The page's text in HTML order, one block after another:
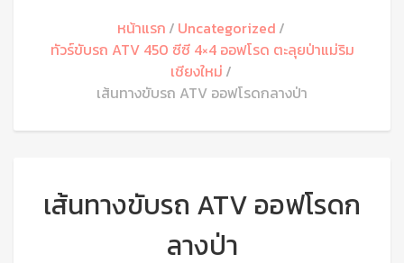
หน้าแรก
Uncategorized
ทัวร์ขับรถ ATV 450 ซีซี 4×4 ออฟโรด ตะลุยป่าแม่ริม
เชียงใหม่
เส้นทางขับรถ ATV ออฟโรดกลางป่า
เส้นทางขับรถ ATV ออฟโรดก
ลางป่า